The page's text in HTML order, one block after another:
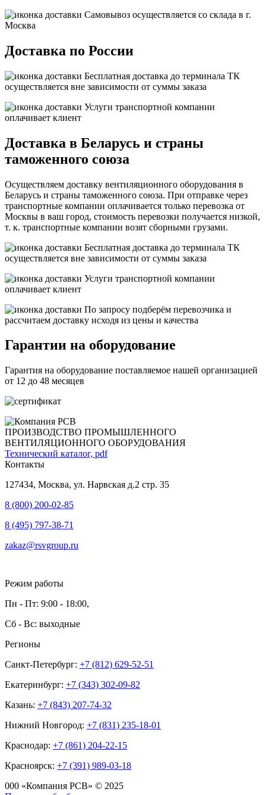
Самовывоз осуществляется со склада в г.
Москва
Доставка по России
Бесплатная доставка до терминала ТК
осуществляется вне зависимости от суммы заказа
Услуги транспортной компании
оплачивает клиент
Доставка в Беларусь и страны
таможенного союза
Осуществляем доставку вентиляционного оборудования в
Беларусь и страны таможенного союза. При отправке через
транспортные компании оплачивается только перевозка от
Москвы в ваш город, стоимость перевозки получается низкой,
т. к. транспортные компании возят сборными грузами.
Бесплатная доставка до терминала ТК
осуществляется вне зависимости от суммы заказа
Услуги транспортной компании
оплачивает клиент
По запросу подберём перевозчика и
рассчитаем доставку исходя из цены и качества
Гарантии на оборудование
Гарантия на оборудование поставляемое нашей организацией
от 12 до 48 месяцев
ПРОИЗВОДСТВО ПРОМЫШЛЕННОГО
ВЕНТИЛЯЦИОННОГО ОБОРУДОВАНИЯ
Технический каталог, pdf
Контакты
127434, Москва, ул. Нарвская д.2 стр. 35
8 (800) 200-02-85
8 (495) 797-38-71
zakaz@rsvgroup.ru
Режим работы
Пн - Пт: 9:00 - 18:00,
Сб - Вс: выходные
Регионы
Санкт-Петербург: +7 (812) 629-52-51
Екатеринбург: +7 (343) 302-09-82
Казань: +7 (843) 207-74-32
Нижний Новгород: +7 (831) 235-18-01
Краснодар: +7 (861) 204-22-15
Красноярск: +7 (391) 989-03-18
000 «Компания РСВ» © 2025